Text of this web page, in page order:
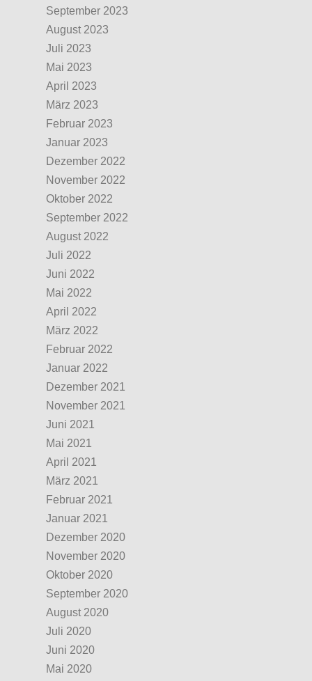
September 2023
August 2023
Juli 2023
Mai 2023
April 2023
März 2023
Februar 2023
Januar 2023
Dezember 2022
November 2022
Oktober 2022
September 2022
August 2022
Juli 2022
Juni 2022
Mai 2022
April 2022
März 2022
Februar 2022
Januar 2022
Dezember 2021
November 2021
Juni 2021
Mai 2021
April 2021
März 2021
Februar 2021
Januar 2021
Dezember 2020
November 2020
Oktober 2020
September 2020
August 2020
Juli 2020
Juni 2020
Mai 2020